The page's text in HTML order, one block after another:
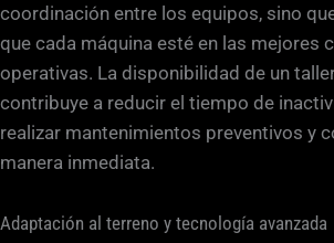
coordinación entre los equipos, sino
que cada máquina esté en las mejores
operativas. La disponibilidad de un
contribuye a reducir el tiempo de
realizar mantenimientos preventivos y
manera inmediata.
Adaptación al terreno y tecnología avanzada